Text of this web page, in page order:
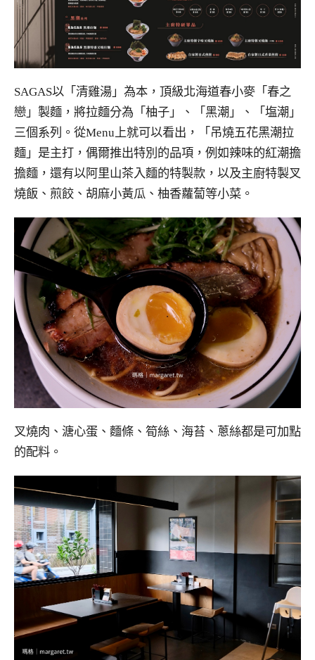
SAGAS以「清雞湯」為本，頂級北海道春小麥「春之
戀」製麵，將拉麵分為「柚子」、「黑潮」、「塩潮」
三個系列。從Menu上就可以看出，「吊燒五花黑潮拉
麵」是主打，偶爾推出特別的品項，例如辣味的紅潮擔
擔麵，還有以阿里山茶入麵的特製款，以及主廚特製叉
燒飯、煎餃、胡麻小黃瓜、柚香蘿蔔等小菜。
叉燒肉、溏心蛋、麵條、筍絲、海苔、蔥絲都是可加點
的配料。